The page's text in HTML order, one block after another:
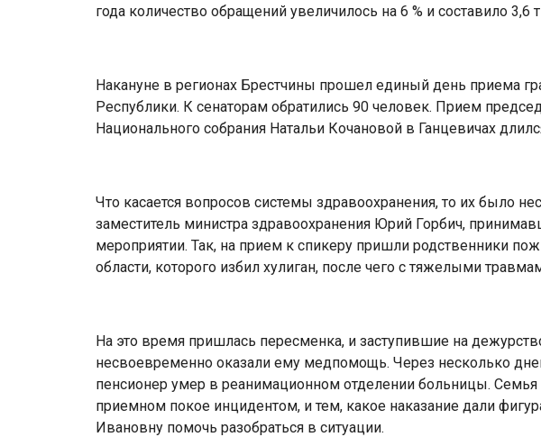
года количество обращений увеличилось на 6 % и составило 3,6
Накануне в регионах Брестчины прошел единый день приема
Республики. К сенаторам обратились 90 человек. Прием
Национального собрания Натальи Кочановой в Ганцевичах
Что касается вопросов системы здравоохранения, то их было
заместитель министра здравоохранения Юрий Горбич,
мероприятии. Так, на прием к спикеру пришли родственники
области, которого избил хулиган, после чего с тяжелыми
На это время пришлась пересменка, и заступившие на
несвоевременно оказали ему медпомощь. Через несколько
пенсионер умер в реанимационном отделении больницы.
приемном покое инцидентом, и тем, какое наказание дали
Ивановну помочь разобраться в ситуации.